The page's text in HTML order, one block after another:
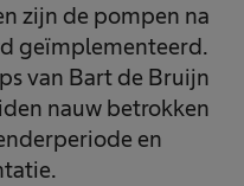
zijn de pompen na
geïmplementeerd.
van Bart de Bruijn
nauw betrokken
en